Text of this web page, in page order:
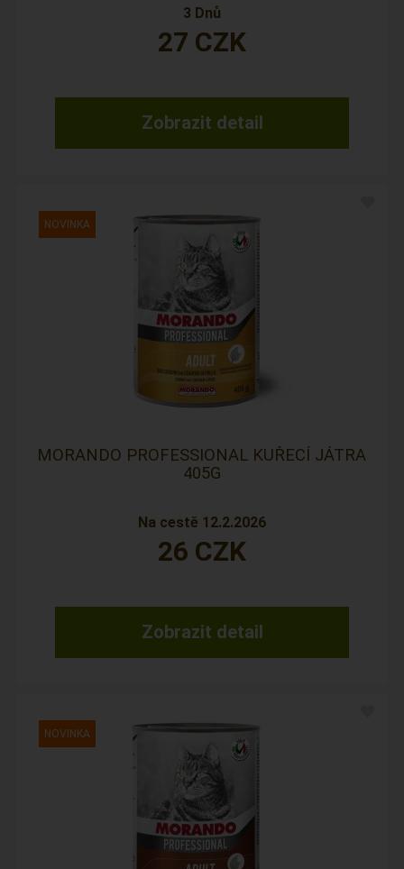
3 Dnů
Zobrazit detail
27 CZK
MORANDO PROFESSIONAL KUŘECÍ JÁTRA
405G
Na cestě 12.2.2026
Zobrazit detail
26 CZK